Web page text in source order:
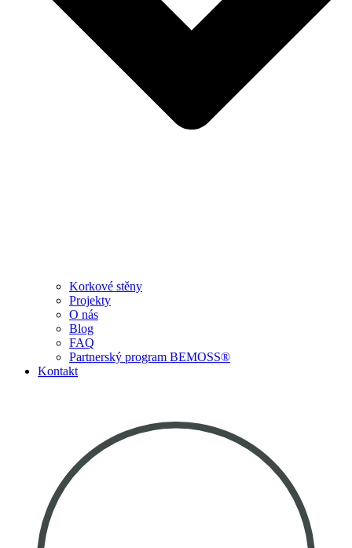
Korkové stěny
Projekty
O nás
Blog
FAQ
Partnerský program BEMOSS®
Kontakt